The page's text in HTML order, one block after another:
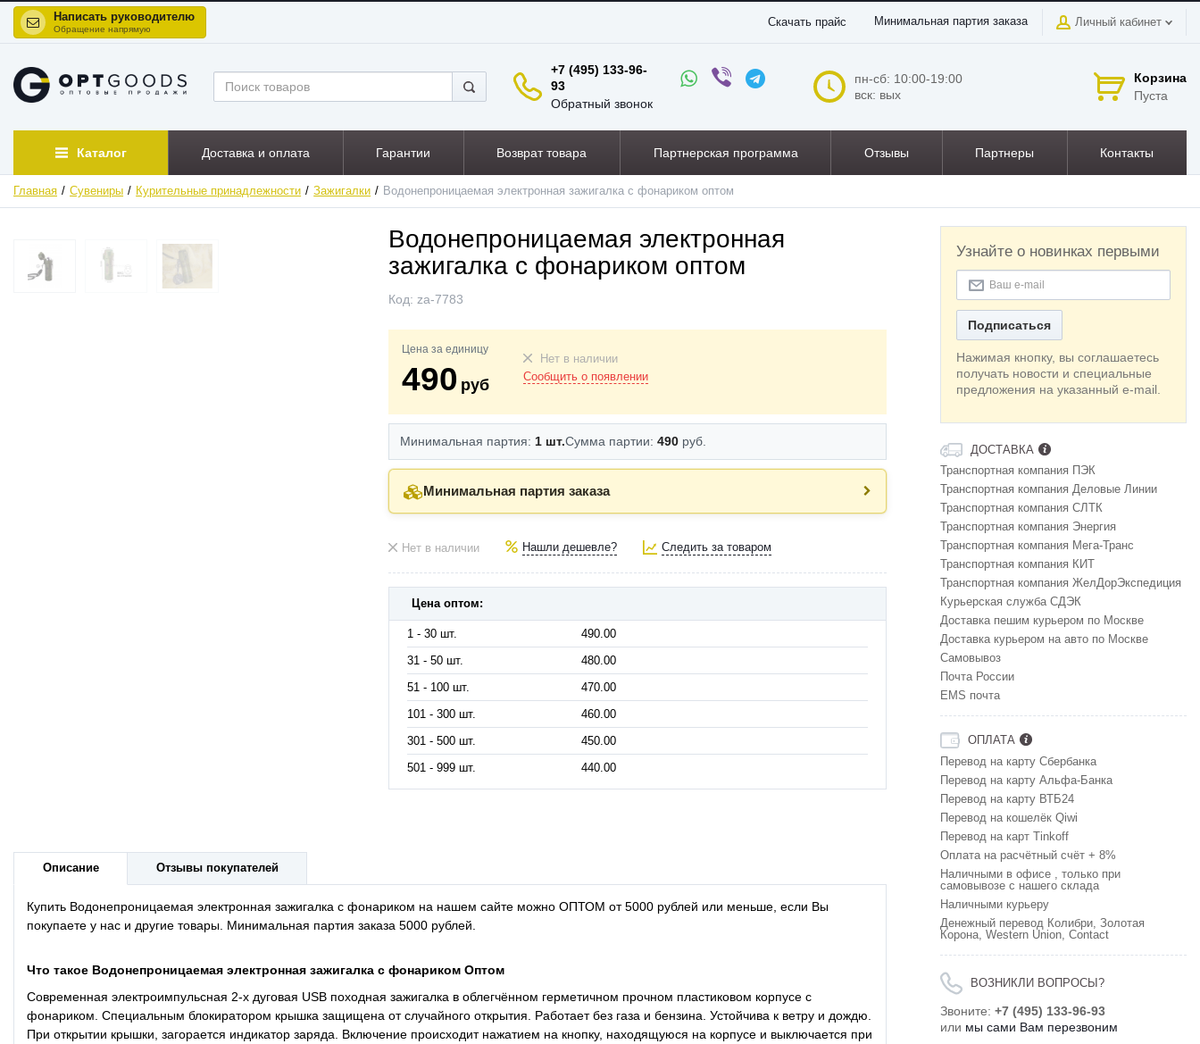
Написать руководителю
Обращение напрямую
Скачать прайс Минимальная партия заказа Личный кабинет
+7 (495) 133-96-
93
Обратный звонок
пн-сб: 10:00-19:00
вск: вых
Корзина
Пуста
Каталог Доставка и оплата Гарантии Возврат товара Партнерская программа Отзывы Партнеры Контакты
Главная Сувениры Курительные принадлежности Зажигалки Водонепроницаемая электронная зажигалка с фонариком оптом
ХИТ
Водонепроницаемая электронная
зажигалка с фонариком оптом
Код: za-7783
Цена за единицу
490 руб
Нет в наличии
Сообщить о появлении
Минимальная партия: 1 шт.Сумма партии: 490 руб.
Минимальная партия заказа
Нет в наличии Нашли дешевле? Следить за товаром
Цена оптом:
1 - 30 шт.
490.00
31 - 50 шт.
480.00
51 - 100 шт.
470.00
101 - 300 шт.
460.00
301 - 500 шт.
450.00
501 - 999 шт.
440.00
Описание Отзывы покупателей
Купить Водонепроницаемая электронная зажигалка с фонариком на нашем сайте можно ОПТОМ от 5000 рублей или меньше, если Вы
покупаете у нас и другие товары. Минимальная партия заказа 5000 рублей.
Что такое Водонепроницаемая электронная зажигалка с фонариком Оптом
Современная электроимпульсная 2-х дуговая USB походная зажигалка в облегчённом герметичном прочном пластиковом корпусе с
фонариком. Специальным блокиратором крышка защищена от случайного открытия. Работает без газа и бензина. Устойчива к ветру и дождю.
При открытии крышки, загорается индикатор заряда. Включение происходит нажатием на кнопку, находящуюся на корпусе и выключается при
Узнайте о новинках первыми
Подписаться
Нажимая кнопку, вы соглашаетесь
получать новости и специальные
предложения на указанный e-mail.
ДОСТАВКА
Транспортная компания ПЭК
Транспортная компания Деловые Линии
Транспортная компания СЛТК
Транспортная компания Энергия
Транспортная компания Мега-Транс
Транспортная компания КИТ
Транспортная компания ЖелДорЭкспедиция
Курьерская служба СДЭК
Доставка пешим курьером по Москве
Доставка курьером на авто по Москве
Самовывоз
Почта России
EMS почта
ОПЛАТА
Перевод на карту Сбербанка
Перевод на карту Альфа-Банка
Перевод на карту ВТБ24
Перевод на кошелёк Qiwi
Перевод на карт Tinkoff
Оплата на расчётный счёт + 8%
Наличными в офисе , только при
самовывозе с нашего склада
Наличными курьеру
Денежный перевод Колибри, Золотая
Корона, Western Union, Contact
ВОЗНИКЛИ ВОПРОСЫ?
Звоните: +7 (495) 133-96-93
или мы сами Вам перезвоним